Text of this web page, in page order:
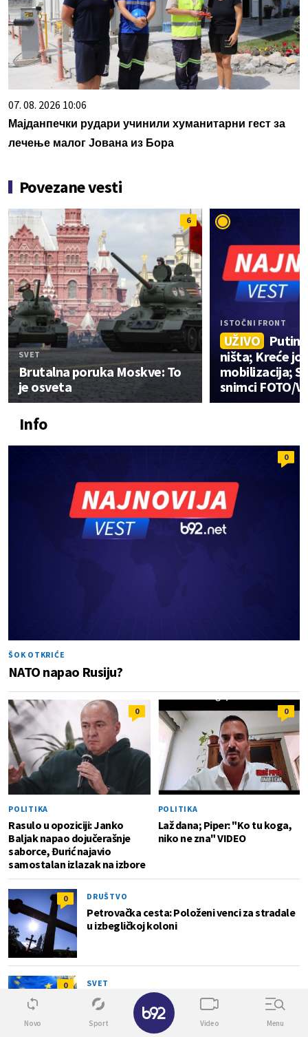
07. 08. 2026 10:06
Мајданпечки рудари учинили хуманитарни гест за
лечење малог Јована из Бора
Povezane vesti
6
SVET
Brutalna poruka Moskve: To
je osveta
ISTOČNI FRONT
UŽIVO Putin
ništa; Kreće
mobilizacija;
snimci FOTO/
Info
0
ŠOK OTKRIĆE
NATO napao Rusiju?
0
POLITIKA
Rasulo u opoziciji: Janko
Baljak napao dojučerašnje
saborce, Đurić najavio
samostalan izlazak na izbore
0
POLITIKA
Laž dana; Piper: "Ko tu koga,
niko ne zna" VIDEO
0 DRUŠTVO
Petrovačka cesta: Položeni venci za stradale
u izbegličkoj koloni
0 SVET
Zapretili su: "Ukinite mere – imate rok do
nedelje"
Novo Sport Video Menu
✕